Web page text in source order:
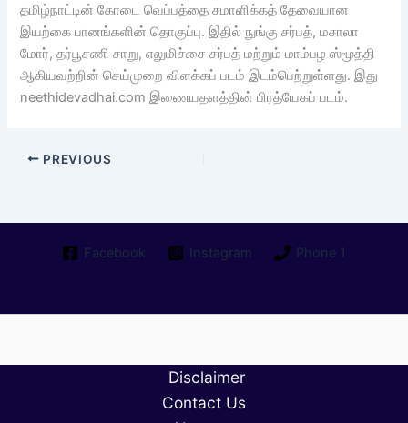
தமிழ்நாட்டின் கோடை வெப்பத்தை சமாளிக்கத் தேவையான
இயற்கை பானங்களின் தொகுப்பு. இதில் நுங்கு சர்பத், மசாலா
மோர், தர்பூசணி சாறு, எலுமிச்சை சர்பத் மற்றும் மாம்பழ ஸ்மூத்தி
ஆகியவற்றின் செய்முறை விளக்கப் படம் இடம்பெற்றுள்ளது. இது
neethidevadhai.com இணையதளத்தின் பிரத்யேகப் படம்.
PREVIOUS
Facebook Instagram Phone 1
Disclaimer
Contact Us